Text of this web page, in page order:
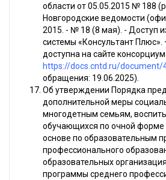
области от 05.05.2015 № 188
Новгородские ведомости
2015. - № 18 (8 мая). - Доступ
системы «Консультант Плюс».
доступна на сайте
https://docs.cntd.ru/document/
обращения: 19.06.2025).
Об утверждении Порядка
дополнительной меры
многодетным семьям,
обучающихся по очной форме
основе по образовательным
профессионального
образовательных
программы среднего